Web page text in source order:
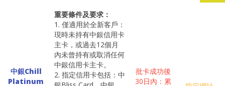
中銀Chill
Platinum
重要條件及要求：
1. 僅適用於全新客戶：
現時未持有中銀信用卡
主卡，或過去12個月
內未曾持有或取消任何
中銀信用卡主卡。
2. 指定信用卡包括：中
批卡成功後
30日內：累